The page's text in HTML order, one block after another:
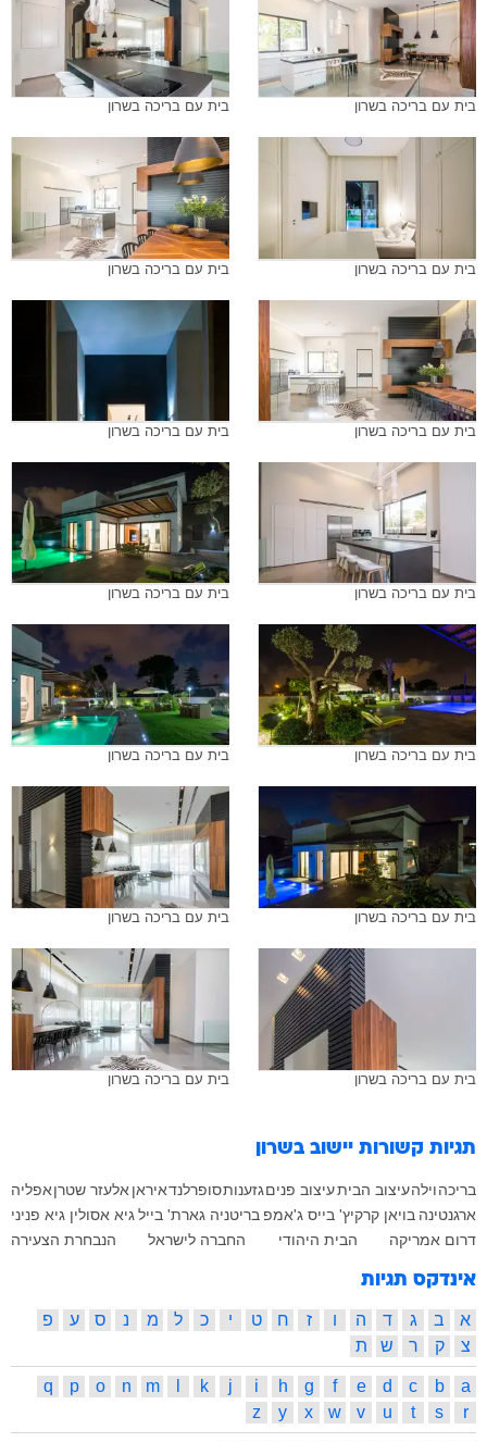
בית עם בריכה בשרון בית עם בריכה בשרון
בית עם בריכה בשרון בית עם בריכה בשרון
בית עם בריכה בשרון בית עם בריכה בשרון
בית עם בריכה בשרון בית עם בריכה בשרון
בית עם בריכה בשרון בית עם בריכה בשרון
בית עם בריכה בשרון בית עם בריכה בשרון
בית עם בריכה בשרון בית עם בריכה בשרון
תגיות קשורות יישוב בשרון
בריכהוילהעיצוב הביתעיצוב פניםגזענותסופרלנדאיראןאלעזר שטרןאפליה
ארגנטינה בויאן קרקיץ' בייס ג'אמפ בריטניה גארת' בייל גיא אסולין גיא פניני
דרום אמריקה
הבית היהודי החברה לישראל הנבחרת הצעירה
אינדקס תגיות
א ב ג ד ה ו ז ח ט י כ ל מ נ ס ע
פ
צ
ק ר ש ת
a
b
c
d
e
f
g
h
i
j
k
m
n
o
p
q
r
s
t
u
v
w
x
y
z